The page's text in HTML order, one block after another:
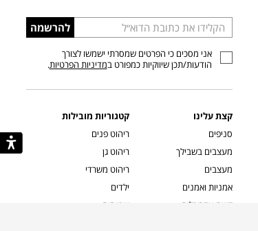
הכניסו
כתובת
דוא”ל
להרשמה
אני מסכים כי הפרטים שמסרתי ישמשו לצורך
הודעות/תכן שיווקיות כמפורט במדיניות הפרטיות.
קצת עלינו
סניפים
מעצבים בשבילך
מעצבים
אמניות ואמנים
קשרי אדריכלים
קטגוריות מובילות
ריהוט פנים
ריהוט גן
ריהוט משרדי
ילדים
שטיחים